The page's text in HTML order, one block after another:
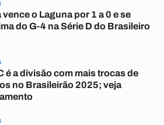
vence o Laguna por 1 a 0 e se
do G-4 na Série D do Brasileiro
é a divisão com mais trocas de
no Brasileirão 2025; veja